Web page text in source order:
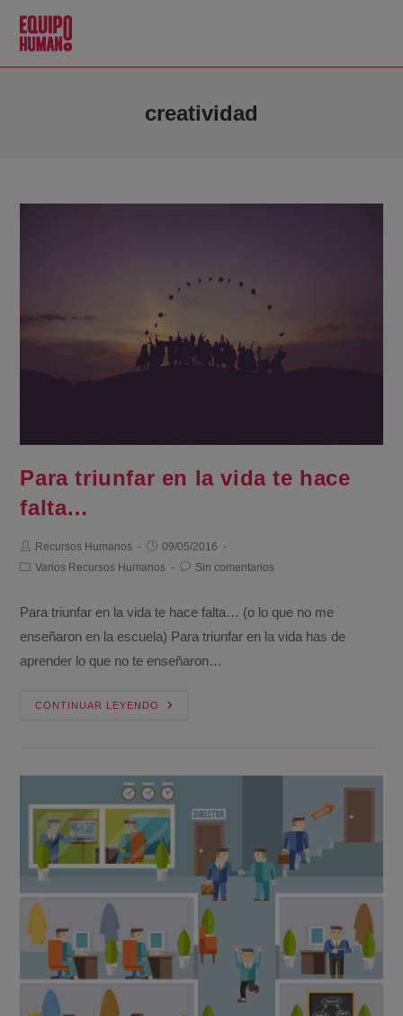
creatividad
Para triunfar en la vida te hace
falta…
Recursos Humanos
09/05/2016
Varios Recursos Humanos
Sin comentarios
Para triunfar en la vida te hace falta… (o lo que no me
enseñaron en la escuela) Para triunfar en la vida has de
aprender lo que no te enseñaron…
CONTINUAR LEYENDO